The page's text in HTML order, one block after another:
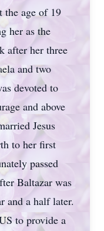
the age of 19
her as the
after her three
and two
devoted to
and above
Jesus
to her first
passed
Baltazar was
and a half later.
to provide a